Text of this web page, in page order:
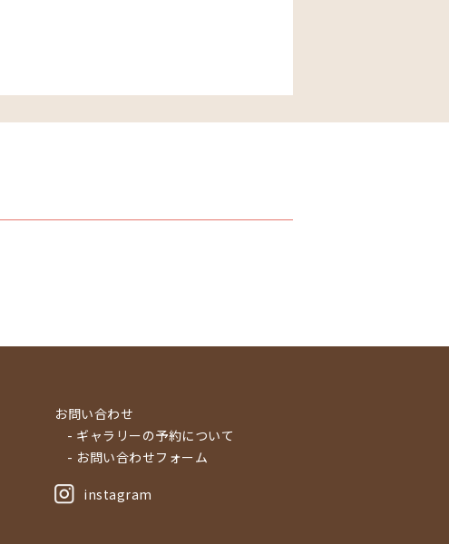
お問い合わせ
- ギャラリーの予約について
- お問い合わせフォーム
instagram